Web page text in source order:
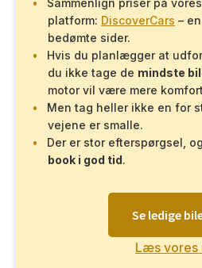
platform: DiscoverCars –
bedømte sider.
Hvis du planlægger at
du ikke tage de mindste
motor vil være mere
Men tag heller ikke en for
vejene er smalle.
Der er stor efterspørgsel,
book i god tid.
Se ledige
Læs vores